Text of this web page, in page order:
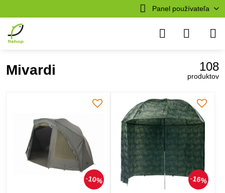
Panel používateľa
Mivardi 108
produktov
10% 16%